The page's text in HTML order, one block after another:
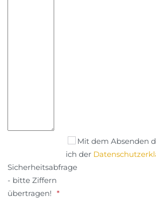
Mit dem Absenden
ich der
Sicherheitsabfrage
- bitte Ziffern
übertragen!